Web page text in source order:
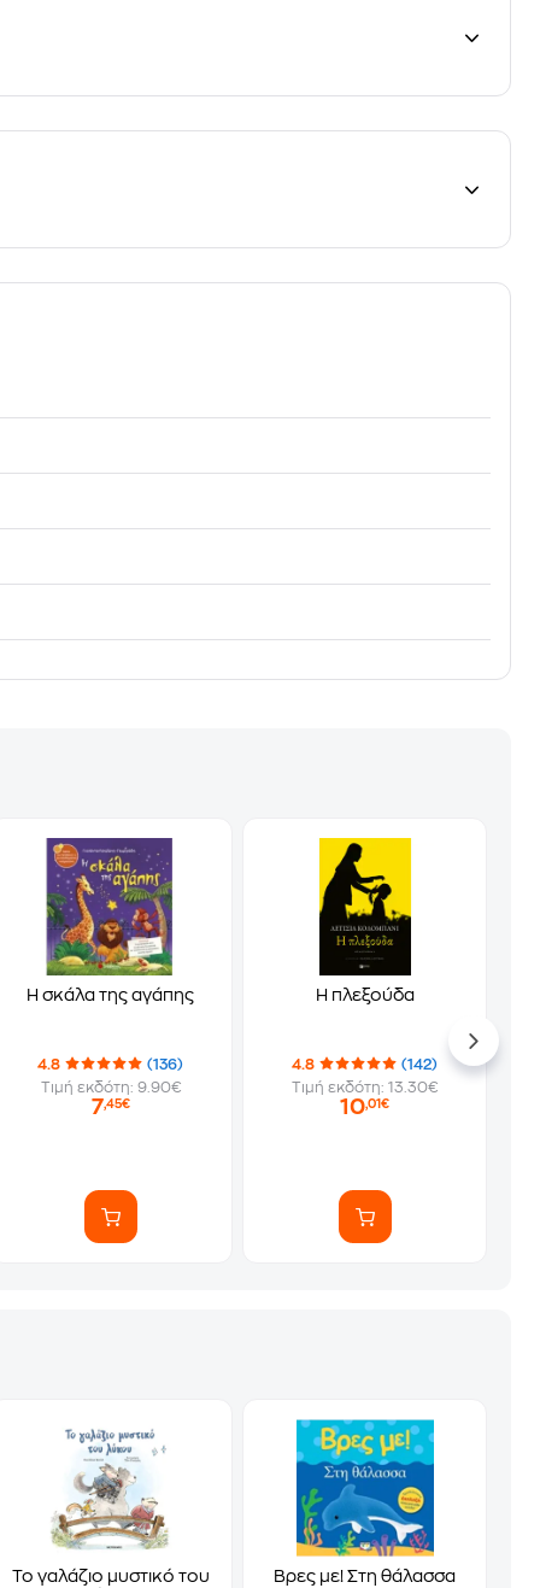
Η σκάλα της αγάπης
4.8
(136)
Τιμή εκδότη: 9.90€
7,45€
Η πλεξούδα
4.8
(142)
Τιμή εκδότη: 13.30€
10,01€
Το γαλάζιο μυστικό του
Βρες με! Στη θάλασσα